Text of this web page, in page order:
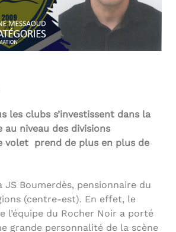
les clubs s’investissent dans la
niveau des divisions
volet prend de plus en plus de
JS Boumerdès, pensionnaire du
(centre-est). En effet, le
l’équipe du Rocher Noir a porté
grande personnalité de la scène